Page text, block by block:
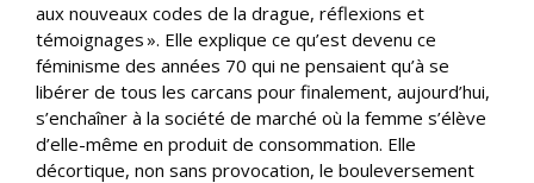
aux nouveaux codes de la drague, réflexions et
témoignages ». Elle explique ce qu’est devenu ce
féminisme des années 70 qui ne pensaient qu’à se
libérer de tous les carcans pour finalement, aujourd’hui,
s’enchaîner à la société de marché où la femme s’élève
d’elle-même en produit de consommation. Elle
décortique, non sans provocation, le bouleversement